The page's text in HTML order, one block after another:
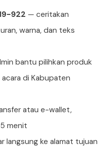
922 — ceritakan
warna, dan teks
bantu pilihkan produk
di Kabupaten
atau e-wallet,
menit
langsung ke alamat tujuan